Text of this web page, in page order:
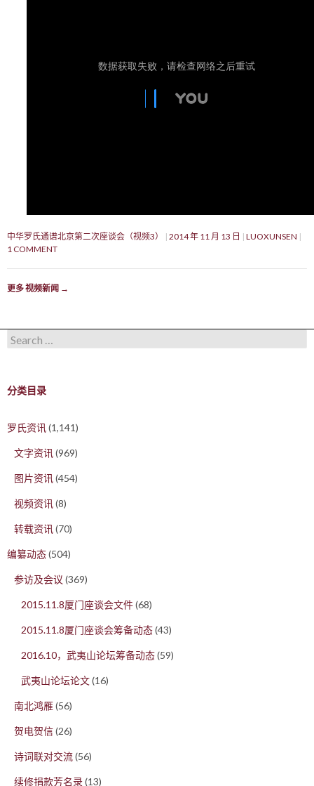
中华罗氏通谱北京第二次座谈会（视频3） 2014 年 11 月 13 日
LUOXUNSEN
1 COMMENT
更多 视频新闻 →
Search for:
分类目录
罗氏资讯(1,141)
文字资讯(969)
图片资讯(454)
视频资讯(8)
转载资讯(70)
编纂动态(504)
参访及会议 (369)
2015.11.8厦门座谈会文件(68)
2015.11.8厦门座谈会筹备动态(43)
2016.10，武夷山论坛筹备动态(59)
武夷山论坛论文(16)
南北鸿雁(56)
贺电贺信(26)
诗词联对交流(56)
续修捐款芳名录(13)